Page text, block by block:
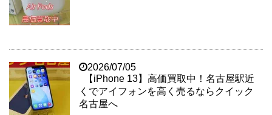
2026/07/05
【iPhone 13】高価買取中！名古屋駅近
くでアイフォンを高く売るならクイック
名古屋へ